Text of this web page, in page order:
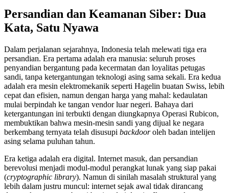
Persandian dan Keamanan Siber: Dua
Kata, Satu Nyawa
Dalam perjalanan sejarahnya, Indonesia telah melewati tiga era
persandian. Era pertama adalah era manusia: seluruh proses
penyandian bergantung pada kecermatan dan loyalitas petugas
sandi, tanpa ketergantungan teknologi asing sama sekali. Era kedua
adalah era mesin elektromekanik seperti Hagelin buatan Swiss, lebih
cepat dan efisien, namun dengan harga yang mahal: kedaulatan
mulai berpindah ke tangan vendor luar negeri. Bahaya dari
ketergantungan ini terbukti dengan diungkapnya Operasi Rubicon,
membuktikan bahwa mesin-mesin sandi yang dijual ke negara
berkembang ternyata telah disusupi backdooroleh badan intelijen
asing selama puluhan tahun.
Era ketiga adalah era digital. Internet masuk, dan persandian
berevolusi menjadi modul-modul perangkat lunak yang siap pakai
(cryptographic library). Namun di sinilah masalah struktural yang
lebih dalam justru muncul: internet sejak awal tidak dirancang